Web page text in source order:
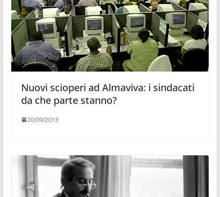
Nuovi scioperi ad Almaviva: i sindacati
da che parte stanno?
20/09/2013